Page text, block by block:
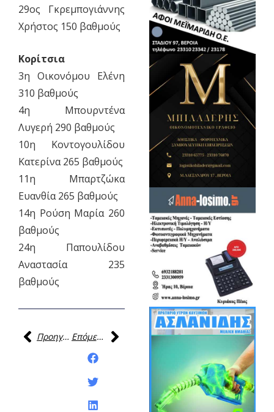
29ος Γκρεμπογιάννης
Χρήστος 150 βαθμούς
Κορίτσια
3η Οικονόμου Ελένη
310 βαθμούς
4η Μπουρντένα
Λυγερή 290 βαθμούς
10η Κοντογουλίδου
Κατερίνα 265 βαθμούς
11η Μπαρτζώκα
Ευανθία 265 βαθμούς
14η Ρούση Μαρία 260
βαθμούς
24η Παπουλίδου
Αναστασία 235
βαθμούς
Προηγούμενη
Επόμενη